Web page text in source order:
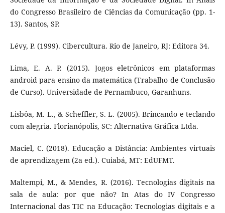
do Congresso Brasileiro de Ciências da Comunicação (pp. 1-
13). Santos, SP.
Lévy, P. (1999). Cibercultura. Rio de Janeiro, RJ: Editora 34.
Lima, E. A. P. (2015). Jogos eletrônicos em plataformas
android para ensino da matemática (Trabalho de Conclusão
de Curso). Universidade de Pernambuco, Garanhuns.
Lisbôa, M. L., & Scheffler, S. L. (2005). Brincando e teclando
com alegria. Florianópolis, SC: Alternativa Gráfica Ltda.
Maciel, C. (2018). Educação a Distância: Ambientes virtuais
de aprendizagem (2a ed.). Cuiabá, MT: EdUFMT.
Maltempi, M., & Mendes, R. (2016). Tecnologias digitais na
sala de aula: por que não? In Atas do IV Congresso
Internacional das TIC na Educação: Tecnologias digitais e a